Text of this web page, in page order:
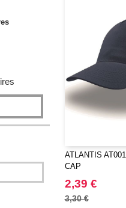
ATLANTIS
CAP
2,39 €
3,30 €